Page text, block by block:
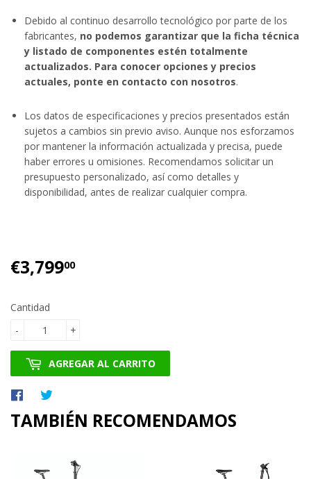
Debido al continuo desarrollo tecnológico por parte de los
fabricantes, no podemos garantizar que la ficha técnica
y listado de componentes estén totalmente
actualizados. Para conocer opciones y precios
actuales, ponte en contacto con nosotros.
Los datos de especificaciones y precios presentados están
sujetos a cambios sin previo aviso. Aunque nos esforzamos
por mantener la información actualizada y precisa, puede
haber errores u omisiones. Recomendamos solicitar un
presupuesto personalizado, así como detalles y
disponibilidad, antes de realizar cualquier compra.
€3,79900€3,799.00
Cantidad
+
-
AGREGAR AL CARRITO
Compartir
Facebook
en
Twitter
TAMBIÉN RECOMENDAMOS